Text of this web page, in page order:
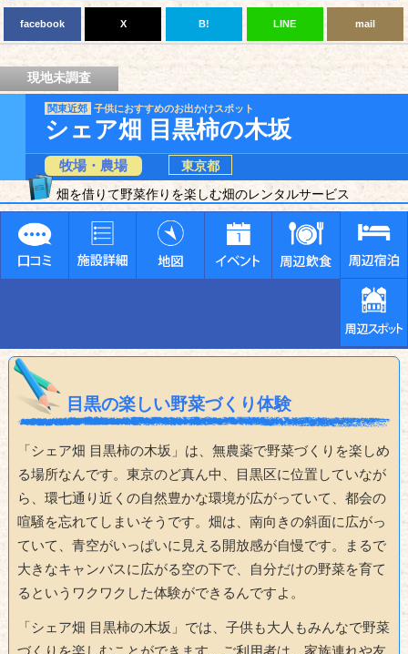
facebook X B! LINE mail
現地未調査
関東近郊 子供におすすめのお出かけスポット
シェア畑 目黒柿の木坂
牧場・農場
東京都
畑を借りて野菜作りを楽しむ畑のレンタルサービス
目黒の楽しい野菜づくり体験
「シェア畑 目黒柿の木坂」は、無農薬で野菜づくりを楽しめ
る場所なんです。東京のど真ん中、目黒区に位置していなが
ら、環七通り近くの自然豊かな環境が広がっていて、都会の
喧騒を忘れてしまいそうです。畑は、南向きの斜面に広がっ
ていて、青空がいっぱいに見える開放感が自慢です。まるで
大きなキャンバスに広がる空の下で、自分だけの野菜を育て
るというワクワクした体験ができるんですよ。
「シェア畑 目黒柿の木坂」では、子供も大人もみんなで野菜